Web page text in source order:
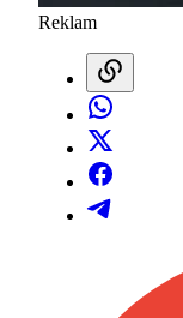
Reklam